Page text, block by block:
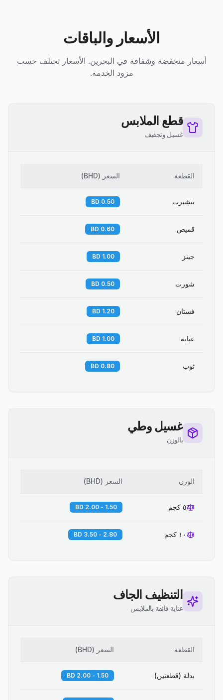
الأسعار والباقات
أسعار منخفضة وشفافة في البحرين. الأسعار تختلف حسب
مزود الخدمة.
قطع الملابس
غسيل وتجفيف
القطعة السعر (
BHD
)
تيشيرت 0.50 BD
قميص 0.60 BD
جينز 1.00 BD
شورت 0.50 BD
فستان 1.20 BD
عباية 1.00 BD
ثوب 0.80 BD
غسيل وطي
بالوزن
الوزن السعر (
BHD
)
٥ كجم 1.50 - 2.00 BD
١٠ كجم 2.80 - 3.50 BD
التنظيف الجاف
عناية فائقة بالملابس
القطعة السعر (
BHD
)
بدلة (قطعتين) 1.50 - 2.00 BD